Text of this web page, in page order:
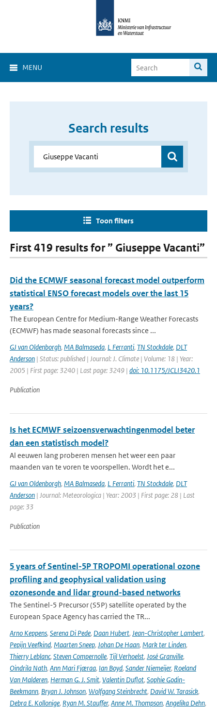
MENU
Search results
Toon filters
First 419 results for ” Giuseppe Vacanti”
Did the ECMWF seasonal forecast model outperform
statistical ENSO forecast models over the last 15
years?
The European Centre for Medium-Range Weather Forecasts
(ECMWF) has made seasonal forecasts since ...
GJ van Oldenborgh, MA Balmaseda, L Ferranti, TN Stockdale, DLT
Anderson | Status: published | Journal: J. Climate | Volume: 18 | Year:
2005 | First page: 3240 | Last page: 3249 | doi: 10.1175/JCLI3420.1
Publication
Is het ECMWF seizoensverwachtingenmodel beter
dan een statistisch model?
Al eeuwen lang proberen mensen het weer een paar
maanden van te voren te voorspellen. Wordt het e...
GJ van Oldenborgh, MA Balmaseda, L Ferranti, TN Stockdale, DLT
Anderson | Journal: Meteorologica | Year: 2003 | First page: 28 | Last
page: 33
Publication
5 years of Sentinel-5P TROPOMI operational ozone
profiling and geophysical validation using
ozonesonde and lidar ground-based networks
The Sentinel-5 Precursor (S5P) satellite operated by the
European Space Agency has carried the TR...
Arno Keppens, Serena Di Pede, Daan Hubert, Jean-Christopher Lambert,
Pepijn Veefkind, Maarten Sneep, Johan De Haan, Mark ter Linden,
Thierry Leblanc, Steven Compernolle, Tijl Verhoelst, José Granville,
Oindrila Nath, Ann Mari Fjæraa, Ian Boyd, Sander Niemeijer, Roeland
Van Malderen, Herman G. J. Smit, Valentin Duflot, Sophie Godin-
Beekmann, Bryan J. Johnson, Wolfgang Steinbrecht, David W. Tarasick,
Debra E. Kollonige, Ryan M. Stauffer, Anne M. Thompson, Angelika Dehn,